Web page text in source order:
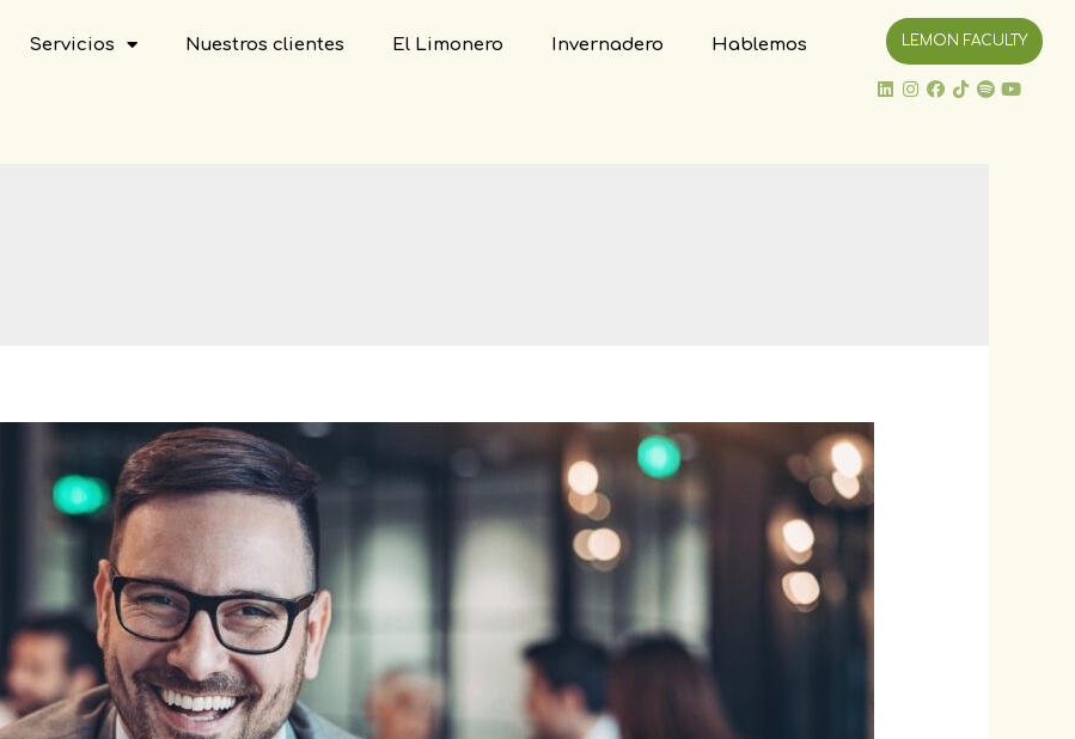
Servicios Nuestros clientes El Limonero Invernadero Hablemos LEMON FACULTY